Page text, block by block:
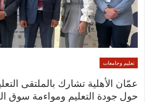
تعليم وجامعات
عمّان الأهلية تشارك بالملتقى
حول جودة التعليم ومواءمة سوق